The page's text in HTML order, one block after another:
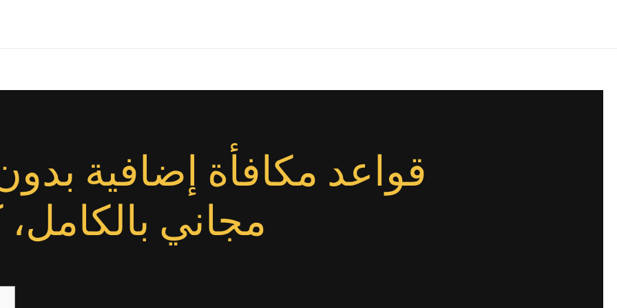
قواعد مكافأة إضافية
مجاني بالكامل،